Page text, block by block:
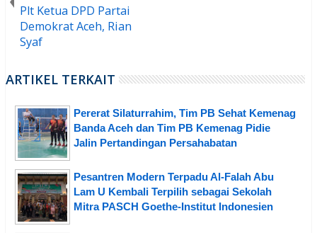
Plt Ketua DPD Partai
Demokrat Aceh, Rian
Syaf
ARTIKEL TERKAIT
Pererat Silaturrahim, Tim PB Sehat Kemenag
Banda Aceh dan Tim PB Kemenag Pidie
Jalin Pertandingan Persahabatan
Pesantren Modern Terpadu Al-Falah Abu
Lam U Kembali Terpilih sebagai Sekolah
Mitra PASCH Goethe-Institut Indonesien